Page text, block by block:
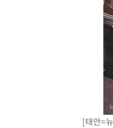
[태안=